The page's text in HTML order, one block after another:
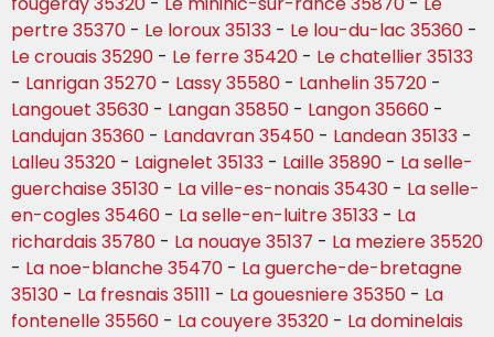
pertre 35370 - Le loroux 35133 - Le lou-du-lac 35360 -
Le crouais 35290 - Le ferre 35420 - Le chatellier 35133
- Lanrigan 35270 - Lassy 35580 - Lanhelin 35720 -
Langouet 35630 - Langan 35850 - Langon 35660 -
Landujan 35360 - Landavran 35450 - Landean 35133 -
Lalleu 35320 - Laignelet 35133 - Laille 35890 - La selle-
guerchaise 35130 - La ville-es-nonais 35430 - La selle-
en-cogles 35460 - La selle-en-luitre 35133 - La
richardais 35780 - La nouaye 35137 - La meziere 35520
- La noe-blanche 35470 - La guerche-de-bretagne
35130 - La fresnais 35111 - La gouesniere 35350 - La
fontenelle 35560 - La couyere 35320 - La dominelais